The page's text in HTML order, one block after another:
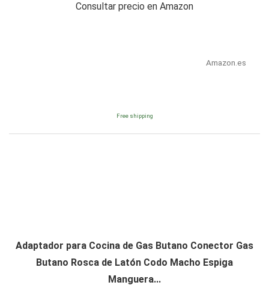
Consultar precio en Amazon
Amazon.es
Free shipping
Adaptador para Cocina de Gas Butano Conector Gas
Butano Rosca de Latón Codo Macho Espiga
Manguera...